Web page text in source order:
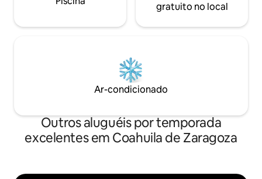
gratuito no local
Ar-condicionado
Outros aluguéis por temporada
excelentes em Coahuila de Zaragoza